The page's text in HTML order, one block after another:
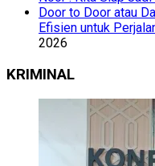
Door to Door atau
Efisien untuk
2026
KRIMINAL